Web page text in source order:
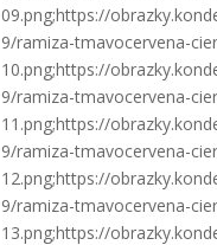
09.png;https://
9/ramiza-tmavocervena-
10.png;https://
9/ramiza-tmavocervena-
11.png;https://
9/ramiza-tmavocervena-
12.png;https://
9/ramiza-tmavocervena-
13.png;https://